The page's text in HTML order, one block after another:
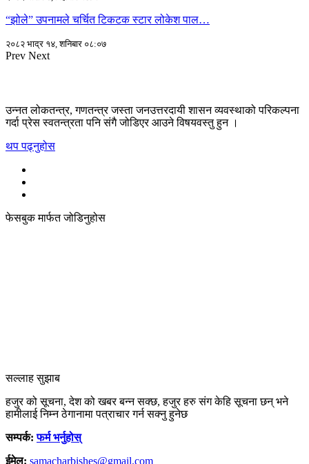
“झोले” उपनामले चर्चित टिकटक स्टार लोकेश पाल…
२०८२ भाद्र १४, शनिबार ०८:०७
Prev Next
उन्नत लोकतन्त्र, गणतन्त्र जस्ता जनउत्तरदायी शासन व्यवस्थाको परिकल्पना
गर्दा प्रेस स्वतन्त्रता पनि संगै जोडिएर आउने विषयवस्तु हुन ।
थप पढ्नुहोस
फेसबुक मार्फत जोडिनुहोस
सल्लाह सुझाब
हजुर को सूचना, देश को खबर बन्न सक्छ, हजुर हरु संग केहि सूचना छन् भने
हामीलाई निम्न ठेगानामा पत्राचार गर्न सक्नु हुनेछ
सम्पर्क:फर्म भर्नुहोस्
ईमेल: samacharbishes@gmail.com